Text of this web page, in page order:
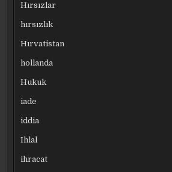
Hırsızlar
hırsızlık
Hırvatistan
hollanda
Hukuk
iade
iddia
Ihlal
ihracat